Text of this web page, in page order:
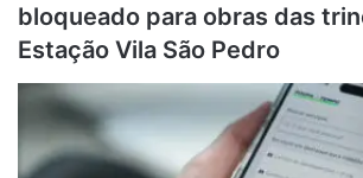
bloqueado para obras das
Estação Vila São Pedro